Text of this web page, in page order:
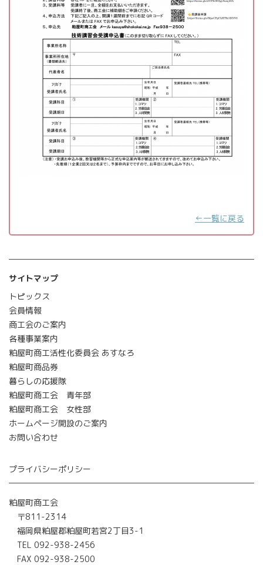
←一覧に戻る
サイトマップ
トピックス
会員情報
商工会のご案内
各種事業案内
粕屋町商工活性化委員会 あすなろ
粕屋町商品券
暮らしの応援隊
粕屋町商工会 青年部
粕屋町商工会 女性部
ホームページ開設のご案内
お問い合わせ
プライバシーポリシー
粕屋町商工会
〒811-2314
福岡県粕屋郡粕屋町若宮2丁目3-1
TEL 092-938-2456
FAX 092-938-2500